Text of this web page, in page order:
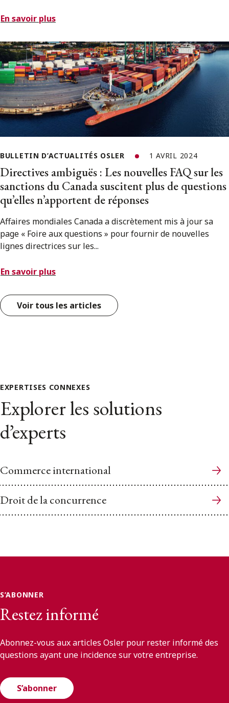
En savoir plus
BULLETIN D’ACTUALITÉS OSLER 1 AVRIL 2024
Directives ambiguës : Les nouvelles FAQ sur les
sanctions du Canada suscitent plus de questions
qu’elles n’apportent de réponses
Affaires mondiales Canada a discrètement mis à jour sa
page « Foire aux questions » pour fournir de nouvelles
lignes directrices sur les...
En savoir plus
Voir tous les articles
EXPERTISES CONNEXES
Explorer les solutions
d’experts
Commerce international
Droit de la concurrence
S’ABONNER
Restez informé
Abonnez-vous aux articles Osler pour rester informé des
questions ayant une incidence sur votre entreprise.
S’abonner